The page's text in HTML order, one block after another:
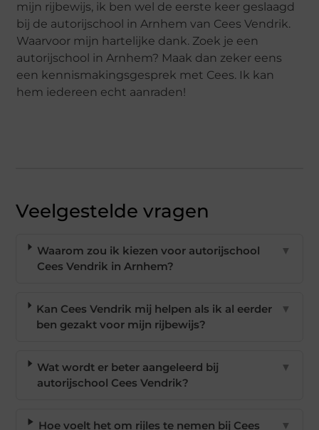
mijn rijbewijs, ik ben wel de eerste keer geslaagd
bij de autorijschool in Arnhem van Cees Vendrik.
Waarvoor mijn hartelijke dank. Zoek je een
autorijschool in Arnhem? Maak dan zeker eens
een kennismakingsgesprek met Cees. Ik kan
hem iedereen echt aanraden!
Veelgestelde vragen
Waarom zou ik kiezen voor autorijschool
Cees Vendrik in Arnhem?
▼
Kan Cees Vendrik mij helpen als ik al eerder
ben gezakt voor mijn rijbewijs?
▼
Wat wordt er beter aangeleerd bij
autorijschool Cees Vendrik?
▼
Hoe voelt het om rijles te nemen bij Cees ▼